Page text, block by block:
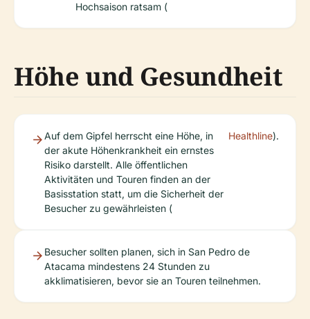
Hochsaison ratsam (
Höhe und Gesundheit
Auf dem Gipfel herrscht eine Höhe, in
der akute Höhenkrankheit ein ernstes
Risiko darstellt. Alle öffentlichen
Aktivitäten und Touren finden an der
Basisstation statt, um die Sicherheit der
Besucher zu gewährleisten (
Healthline).
Besucher sollten planen, sich in San Pedro de
Atacama mindestens 24 Stunden zu
akklimatisieren, bevor sie an Touren teilnehmen.